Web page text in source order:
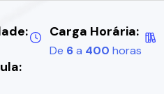
Carga Horária:
De 6a 400 horas